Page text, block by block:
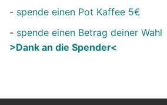
- spende einen Pot Kaffee 5€
- spende einen Betrag deiner Wahl
>Dank an die Spender<